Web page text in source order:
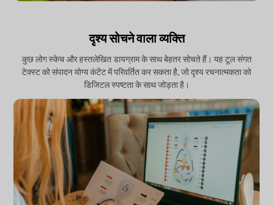
दृश्य सोचने वाला व्यक्ति
कुछ लोग स्केच और हस्तलेखित डायग्राम के साथ बेहतर सोचते हैं। यह टूल संगत
टेक्स्ट को संपादन योग्य कंटेंट में परिवर्तित कर सकता है, जो दृश्य रचनात्मकता को
डिजिटल स्पष्टता के साथ जोड़ता है।